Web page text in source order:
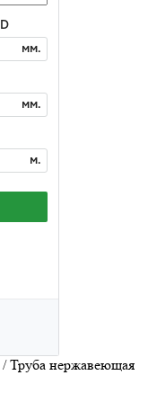
/ Труба нержавеющая